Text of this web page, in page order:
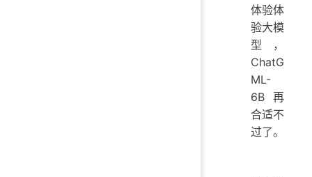
体验体
验大模
型，
ChatG
ML-
6B 再
合适不
过了。